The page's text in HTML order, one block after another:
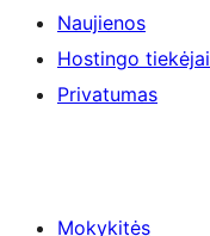
Naujienos
Hostingo tiekėjai
Privatumas
Mokykitės